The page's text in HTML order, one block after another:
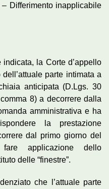
Differimento inapplicabile
la Corte d’appello
parte intimata a
anticipata (D.Lgs. 30
8) a decorrere dalla
amministrativa e ha
la prestazione
dal primo giorno del
applicazione dello
delle “finestre”.
che l’attuale parte